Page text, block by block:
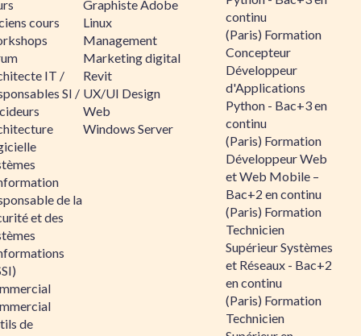
cours
IT /
SI /
de la
et des
de
Graphiste Adobe
Linux
Management
Marketing digital
Revit
UX/UI Design
Web
Windows Server
continu
(Paris) Formation
Concepteur
Développeur
d'Applications
Python - Bac+3 en
continu
(Paris) Formation
Développeur Web
et Web Mobile –
Bac+2 en continu
(Paris) Formation
Technicien
Supérieur Systèmes
et Réseaux - Bac+2
en continu
(Paris) Formation
Technicien